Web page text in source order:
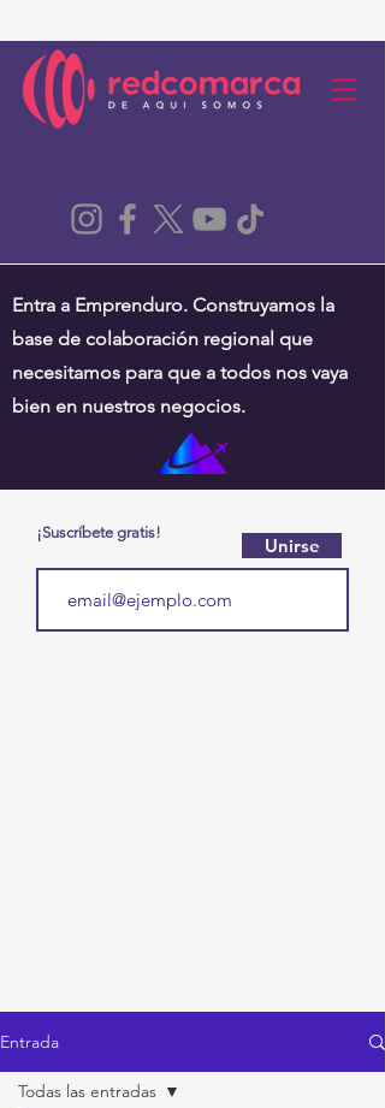
Entra a Emprenduro. Construyamos la
base de colaboración regional que
necesitamos para que a todos nos vaya
bien en nuestros negocios.
¡Suscríbete gratis!
Unirse
Entrada
Todas las entradas